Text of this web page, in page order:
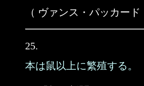
（ ヴァンス・パッカード
25.
本は鼠以上に繁殖する。